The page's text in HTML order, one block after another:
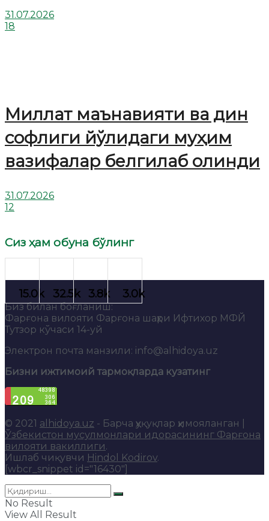
31.07.2026
18
Миллат маънавияти ва дин
софлиги йўлидаги муҳим
вазифалар белгилаб олинди
31.07.2026
12
Сиз ҳам обуна бўлинг
Биз билан боғланиш:
Фарғона вилояти Фарғона шаҳри Ифтихор МФЙ
Тутзор кўчаси 14-уй
Электрон почта манзили: info@alhidoya.uz
Бизни ижтимоий тармоқларда кузатинг
© 2021 alhidoya.uz - Барча ҳуқуқлар ҳимояланган |
Ўзбекистон мусулмонлари идорасининг Фарғона
вилояти вакиллиги.
Ишлаб чиқувчи Hindol Kodirov.
[wbcr_snippet id="16430"]
No Result
View All Result